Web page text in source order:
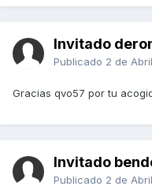
Invitado
Publicado 2 de
Gracias qvo57 por tu
Invitado
Publicado 2 de